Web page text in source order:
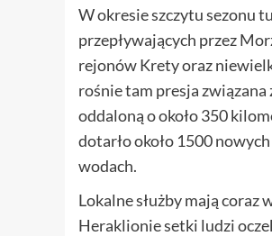
W okresie szczytu sezonu
przepływających przez
rejonów Krety oraz
rośnie tam presja
oddaloną o około 350
dotarło około 1500
wodach.
Lokalne służby mają
Heraklionie setki ludzi